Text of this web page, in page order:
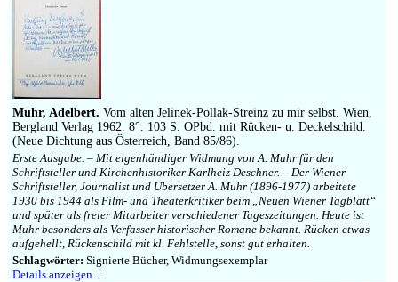
Muhr, Adelbert. Vom alten Jelinek-Pollak-Streinz zu mir selbst. Wien,
Bergland Verlag 1962. 8°. 103 S. OPbd. mit Rücken- u. Deckelschild.
(Neue Dichtung aus Österreich, Band 85/86).
Erste Ausgabe. – Mit eigenhändiger Widmung von A. Muhr für den
Schriftsteller und Kirchenhistoriker Karlheiz Deschner. – Der Wiener
Schriftsteller, Journalist und Übersetzer A. Muhr (1896-1977) arbeitete
1930 bis 1944 als Film- und Theaterkritiker beim „Neuen Wiener Tagblatt“
und später als freier Mitarbeiter verschiedener Tageszeitungen. Heute ist
Muhr besonders als Verfasser historischer Romane bekannt. Rücken etwas
aufgehellt, Rückenschild mit kl. Fehlstelle, sonst gut erhalten.
Schlagwörter: Signierte Bücher, Widmungsexemplar
Details anzeigen…